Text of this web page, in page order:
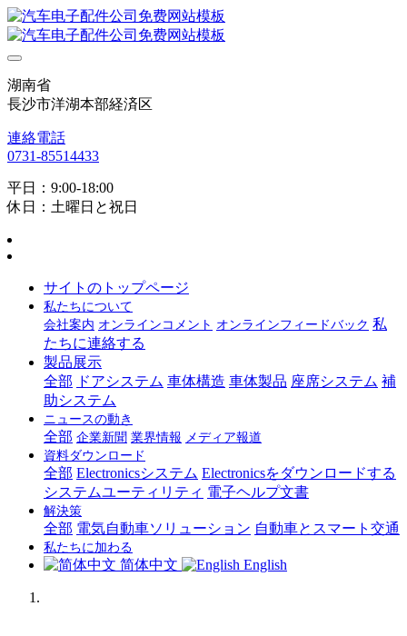
湖南省
長沙市洋湖本部経済区
連絡電話
0731-85514433
平日：9:00-18:00
休日：土曜日と祝日
サイトのトップページ
私たちについて
会社案内 オンラインコメント オンラインフィードバック 私
たちに連絡する
製品展示
全部 ドアシステム 車体構造 車体製品 座席システム 補
助システム
ニュースの動き
全部 企業新聞 業界情報 メディア報道
資料ダウンロード
全部 Electronicsシステム Electronicsをダウンロードする
システムユーティリティ 電子ヘルプ文書
解決策
全部 電気自動車ソリューション 自動車とスマート交通
私たちに加わる
简体中文 English